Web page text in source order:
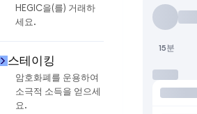
HEGIC을(를) 거래하
세요.
스테이킹
암호화폐를 운용하여
소극적 소득을 얻으세
요.
15분